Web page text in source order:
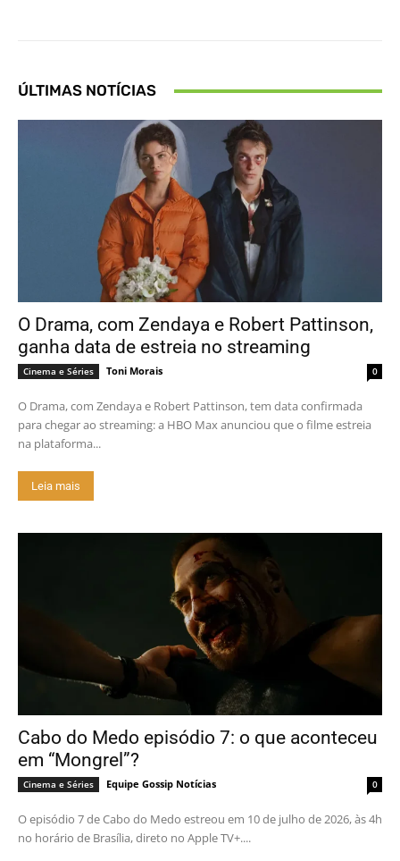
ÚLTIMAS NOTÍCIAS
O Drama, com Zendaya e Robert Pattinson,
ganha data de estreia no streaming
Cinema e Séries Toni Morais 0
O Drama, com Zendaya e Robert Pattinson, tem data confirmada
para chegar ao streaming: a HBO Max anunciou que o filme estreia
na plataforma...
Leia mais
Cabo do Medo episódio 7: o que aconteceu
em “Mongrel”?
Cinema e Séries Equipe Gossip Notícias 0
O episódio 7 de Cabo do Medo estreou em 10 de julho de 2026, às 4h
no horário de Brasília, direto no Apple TV+....